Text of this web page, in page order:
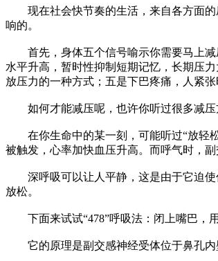
现在社会快节奏的生活，来自各方面的
响的。
首先，身体五个信号喻示你需要马上减
水平升高，暂时性抑制短期记忆，长期压
放压力的一种方式；五是下巴疼痛，人紧张
如何才能减压呢，也许你听过很多减压
在你生命中的某一刻，可能听过“放轻松
被触发，心率加快血压升高。而呼气时，
深呼吸可以让人平静，这是由于它迫使
放松。
下面来试试“478”呼吸法：闭上嘴巴，用
它的原理是副交感神经受体位于鼻孔内